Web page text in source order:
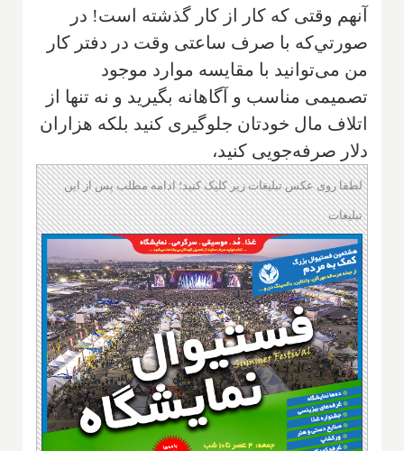
آنهم وقتى که کار از کار گذشته است‌! در
صورتي‌که با صرف ساعتى وقت در دفتر کار
من مى‌توانيد با مقايسه موارد موجود
تصميمى مناسب و آگاهانه بگيريد و نه تنها از
اتلاف مال خودتان جلوگيرى کنيد بلکه هزاران
دلار صرفه‌جويى کنيد،
لطفا روی عکس تبلیغات زیر کلیک کنید؛ ادامه مطلب پس از این
تبلیغات